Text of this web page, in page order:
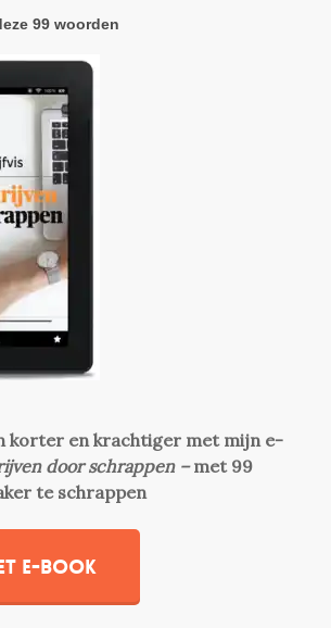
99 woorden
korter en krachtiger met mijn e-
door schrappen –met 99
te schrappen
e-book